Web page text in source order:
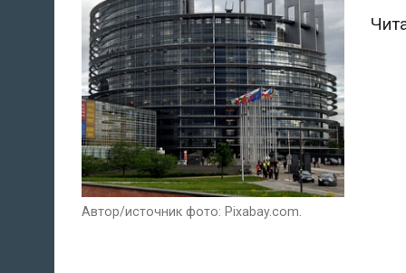
Автор/источник фото: Pixabay.com.